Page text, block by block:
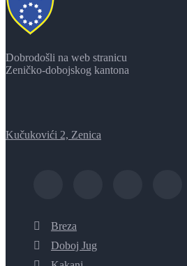
Dobrodošli na web stranicu
Zeničko-dobojskog kantona
Kučukovići 2, Zenica
Breza
Doboj Jug